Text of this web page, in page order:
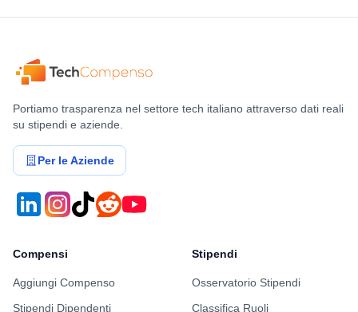
Portiamo trasparenza nel settore tech italiano attraverso dati reali
su stipendi e aziende.
Per le Aziende
Compensi
Aggiungi Compenso
Stipendi Dipendenti
Stipendi
Osservatorio Stipendi
Classifica Ruoli